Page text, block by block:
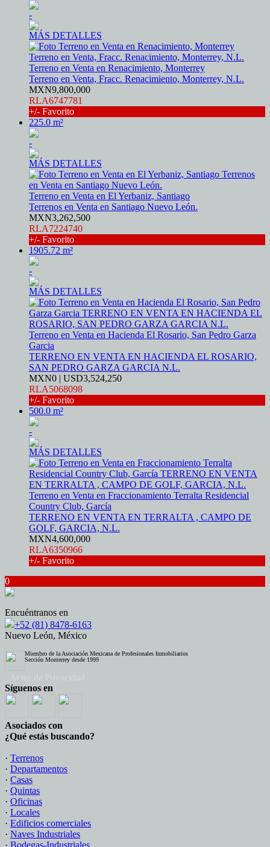
-
MÁS DETALLES
Terreno en Venta en Renacimiento, Monterrey
Terreno en Venta, Fracc. Renacimiento, Monterrey, N.L.
MXN9,800,000
RLA6747781
+/- Favorito
225.0 m²
-
MÁS DETALLES
Terreno en Venta en El Yerbaniz, Santiago
Terrenos en Venta en Santiago Nuevo León.
MXN3,262,500
RLA7224740
+/- Favorito
1905.72 m²
-
MÁS DETALLES
Terreno en Venta en Hacienda El Rosario, San Pedro Garza
Garcia
TERRENO EN VENTA EN HACIENDA EL ROSARIO,
SAN PEDRO GARZA GARCIA N.L.
MXN0 | USD3,524,250
RLA5068098
+/- Favorito
500.0 m²
-
MÁS DETALLES
Terreno en Venta en Fraccionamiento Terralta Residencial
Country Club, García
TERRENO EN VENTA EN TERRALTA , CAMPO DE
GOLF, GARCIA, N.L.
MXN4,600,000
RLA6350966
+/- Favorito
0
Encuéntranos en
+52 (81) 8478-6163
Nuevo León, México
Miembro de la Asociación Mexicana de Profesionales Inmobiliarios
Sección Monterrey desde 1999
· Aviso de Privacidad
Síguenos en
Asociados con
¿Qué estás buscando?
· Terrenos
· Departamentos
· Casas
· Quintas
· Oficinas
· Locales
· Edificios comerciales
· Naves Industriales
· Bodegas-Industriales